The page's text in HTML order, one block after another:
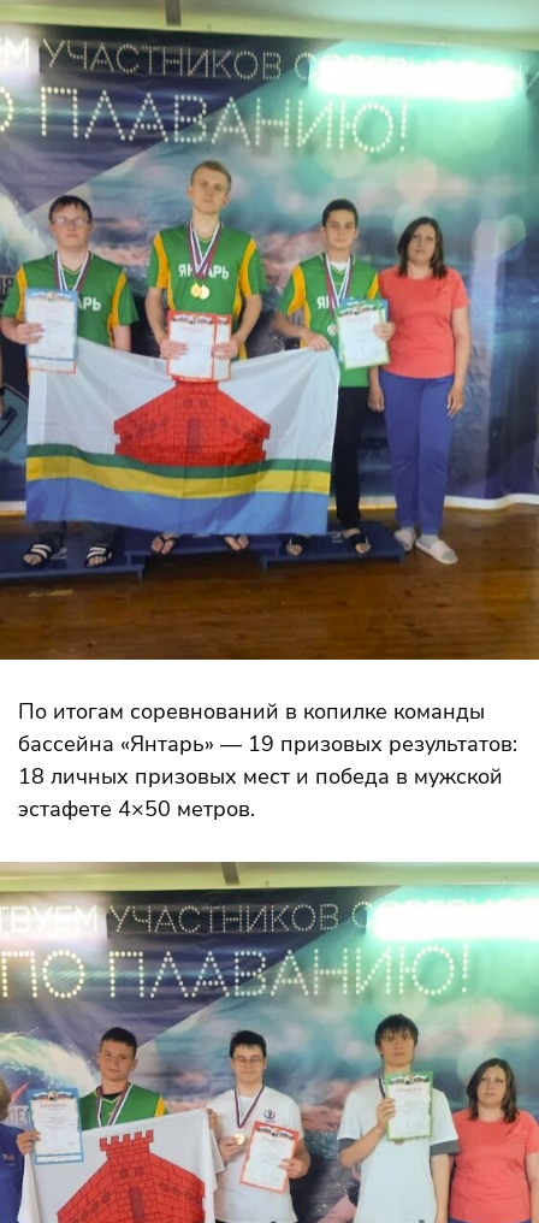
По итогам соревнований в копилке команды
бассейна «Янтарь» — 19 призовых результатов:
18 личных призовых мест и победа в мужской
эстафете 4×50 метров.